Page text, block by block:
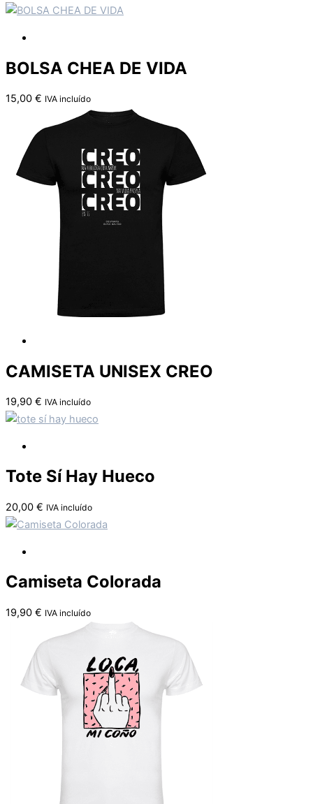
BOLSA CHEA DE VIDA
15,00 € IVA incluído
CAMISETA UNISEX CREO
19,90 € IVA incluído
Tote Sí Hay Hueco
20,00 € IVA incluído
Camiseta Colorada
19,90 € IVA incluído